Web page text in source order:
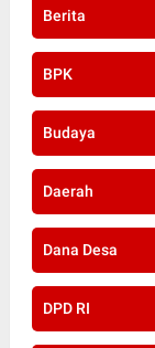
Berita
BPK
Budaya
Daerah
Dana Desa
DPD RI